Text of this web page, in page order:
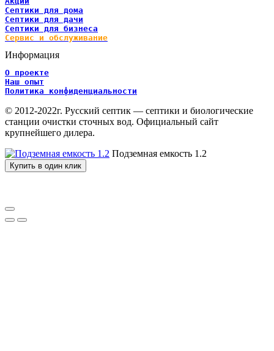
Септики для дома
Септики для дачи
Септики для бизнеса
Сервис и обслуживание
Информация
О проекте
Наш опыт
Политика конфиденциальности
© 2012-2022г. Русский септик — септики и биологические
станции очистки сточных вод. Официальный сайт
крупнейшего дилера.
Подземная емкость 1.2
Купить в один клик